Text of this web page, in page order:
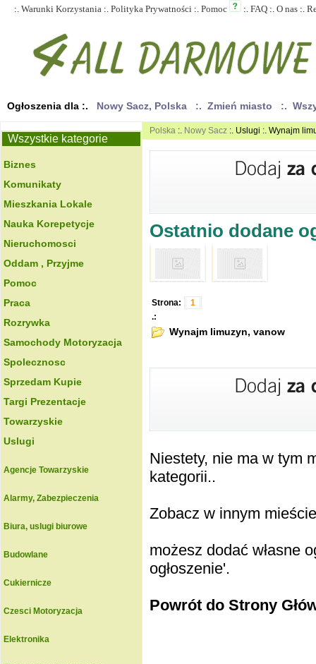
:. Warunki Korzystania :. Polityka Prywatności :. Pomoc :. FAQ :. O nas :.
Ogłoszenia dla :. Nowy Sacz, Polska :. Zmień miasto :.
Wszystkie kategorie
Biznes
Komunikaty
Mieszkania Lokale
Nauka Korepetycje
Nieruchomosci
Oddam , Przyjme
Pomoc
Praca
Rozrywka
Samochody Motoryzacja
Spolecznosc
Sprzedam Kupie
Targi Prezentacje
Towarzyskie
Uslugi
Agencje Towarzyskie
Alarmy, Zabezpieczenia
Biura, uslugi biurowe
Budowlane
Cukiernicze
Czesci Motoryzacja
Elektronika
Polska :. Nowy Sacz :. Uslugi :. Wynajm
Ostatnio dodane
Strona:
1
.:
Wynajm limuzyn, vanow
Niestety, nie ma w tym
kategorii..
Zobacz w innym
możesz dodać własne
ogłoszenie'.
Powrót do Strony